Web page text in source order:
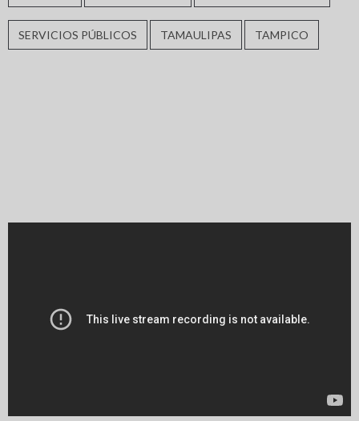
SERVICIOS PÚBLICOS TAMAULIPAS TAMPICO